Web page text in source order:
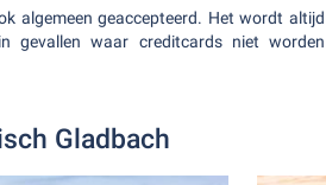
algemeen geaccepteerd. Het wordt altijd
gevallen waar creditcards niet worden
Gladbach